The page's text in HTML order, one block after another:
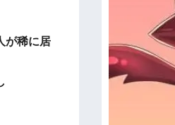
が稀に居